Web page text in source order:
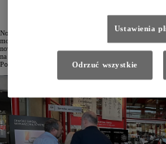
Nowa Toyota C-HR będzie prezentowana na żywo w
można zobaczyć auto w najwyższej wersji wyposażenia
nowego crossovera. Przy okazji odwiedzający salony
na dużych próbnikach dostępne w tym modelu.
Polski, a w salonach marki pojawiło się już ponad 15
Ustawienia
Odrzuć wszystkie